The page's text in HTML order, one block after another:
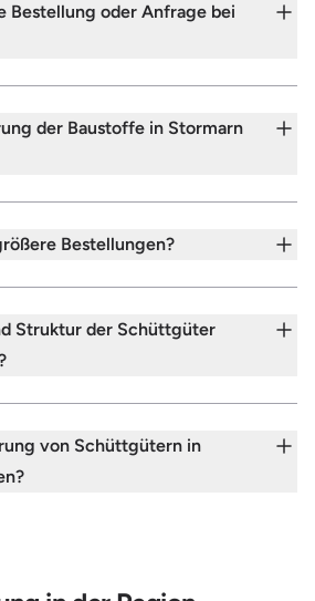
Bestellung oder Anfrage bei
der Baustoffe in Stormarn
Bestellungen?
Struktur der Schüttgüter
von Schüttgütern in